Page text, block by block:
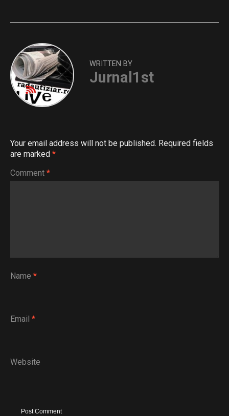
WRITTEN BY
Jurnal1st
Your email address will not be published. Required fields
are marked *
Comment *
Name *
Email *
Website